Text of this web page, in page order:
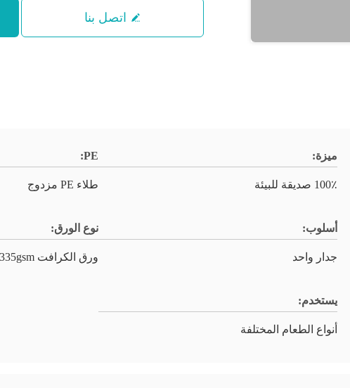
اتصل بنا
ميزة:
100٪ صديقة للبيئة
PE:
طلاء PE مزدوج
أسلوب:
جدار واحد
نوع الورق:
ورق الكرافت 335gsm
يستخدم:
أنواع الطعام المختلفة